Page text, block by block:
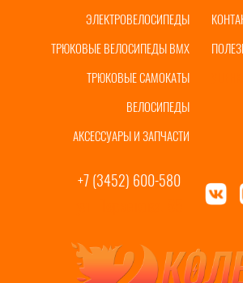
ЭЛЕКТРОВЕЛОСИПЕДЫ
ТРЮКОВЫЕ ВЕЛОСИПЕДЫ BMX
АКСЕССУАРЫ И ЗАПЧАСТИ
+7 (3452) 600-580
ТРЮКОВЫЕ САМОКАТЫ
ВЕЛОСИПЕДЫ